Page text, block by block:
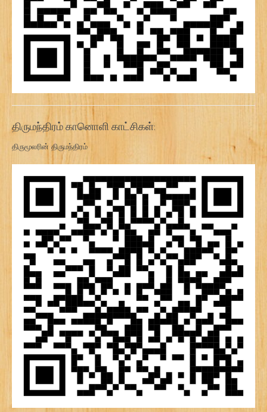
திருமந்திரம் கானொளி காட்சிகள்:
திருமூலரின் திருமந்திரம்